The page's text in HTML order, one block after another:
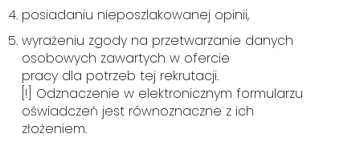
posiadaniu nieposzlakowanej opinii,
wyrażeniu zgody na przetwarzanie danych
osobowych zawartych w ofercie
pracy dla potrzeb tej rekrutacji.
[!] Odznaczenie w elektronicznym formularzu
oświadczeń jest równoznaczne z ich
złożeniem.